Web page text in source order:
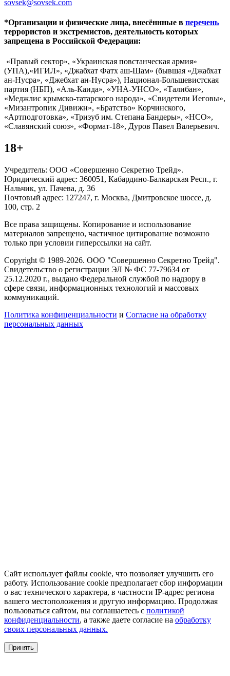
sovsek@sovsek.com
*Организации и физические лица, внесённные в перечень
террористов и экстремистов, деятельность которых
запрещена в Российской Федерации:
«Правый сектор», «Украинская повстанческая армия»
(УПА),«ИГИЛ», «Джабхат Фатх аш-Шам» (бывшая «Джабхат
ан-Нусра», «Джебхат ан-Нусра»), Национал-Большевистская
партия (НБП), «Аль-Каида», «УНА-УНСО», «Талибан»,
«Меджлис крымско-татарского народа», «Свидетели Иеговы»,
«Мизантропик Дивижн», «Братство» Корчинского,
«Артподготовка», «Тризуб им. Степана Бандеры», «НСО»,
«Славянский союз», «Формат-18», Дуров Павел Валерьевич.
18+
Учредитель: ООО «Совершенно Секретно Трейд».
Юридический адрес: 360051, Кабардино-Балкарская Респ., г.
Нальчик, ул. Пачева, д. 36
Почтовый адрес: 127247, г. Москва, Дмитровское шоссе, д.
100, стр. 2
Все права защищены. Копирование и использование
материалов запрещено, частичное цитирование возможно
только при условии гиперссылки на сайт.
Copyright © 1989-2026. ООО "Совершенно Секретно Трейд".
Свидетельство о регистрации ЭЛ № ФС 77-79634 от
25.12.2020 г., выдано Федеральной службой по надзору в
сфере связи, информационных технологий и массовых
коммуникаций.
Политика конфиценциальности и Согласие на обработку
персональных данных
Сайт использует файлы cookie, что позволяет улучшить его
работу. Использование cookie предполагает сбор информации
о вас технического характера, в частности IP-адрес региона
вашего местоположения и другую информацию. Продолжая
пользоваться сайтом, вы соглашаетесь с политикой
конфиденциальности, а также даете согласие на обработку
своих персональных данных.
Принять